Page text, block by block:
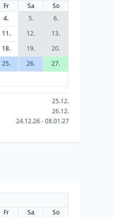
Fr Sa
So
4. 5.
6.
11. 12.
13.
18. 19.
20.
25. 26.
27.
25.12.
26.12.
24.12.26 - 08.01.27
Fr Sa So